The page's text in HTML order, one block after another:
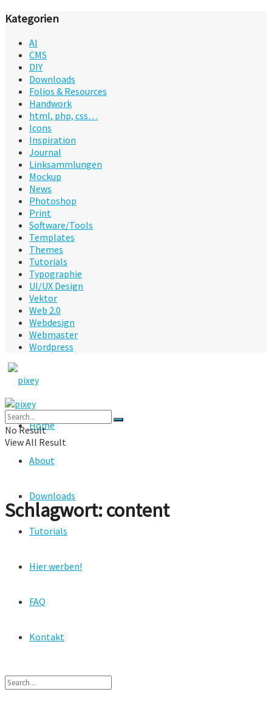
Kategorien
AI
CMS
DIY
Downloads
Folios & Resources
Handwork
html, php, css…
Icons
Inspiration
Journal
Linksammlungen
Mockup
News
Photoshop
Print
Software/Tools
Templates
Themes
Tutorials
Typographie
UI/UX Design
Vektor
Web 2.0
Webdesign
Webmaster
Wordpress
Home
About
Downloads
Tutorials
Hier werben!
FAQ
Kontakt
No Result
View All Result
Schlagwort:content